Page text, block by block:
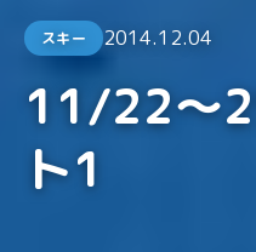
スキー 2014.12.04
11/22〜
ト1